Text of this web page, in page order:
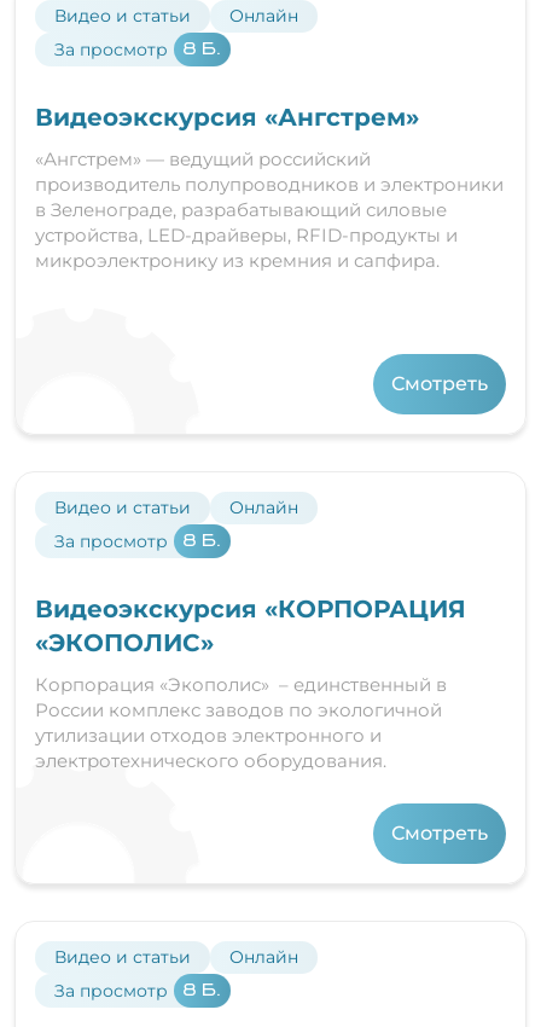
Видео и статьи
Онлайн
За просмотр
8 Б.
Видеоэкскурсия «Ангстрем»
«Ангстрем» — ведущий российский
производитель полупроводников и электроники
в Зеленограде, разрабатывающий силовые
устройства, LED-драйверы, RFID-продукты и
микроэлектронику из кремния и сапфира.
Смотреть
Видео и статьи
Онлайн
За просмотр
8 Б.
Видеоэкскурсия «КОРПОРАЦИЯ
«ЭКОПОЛИС»
Корпорация «Экополис» – единственный в
России комплекс заводов по экологичной
утилизации отходов электронного и
электротехнического оборудования.
Смотреть
Видео и статьи
Онлайн
За просмотр
8 Б.